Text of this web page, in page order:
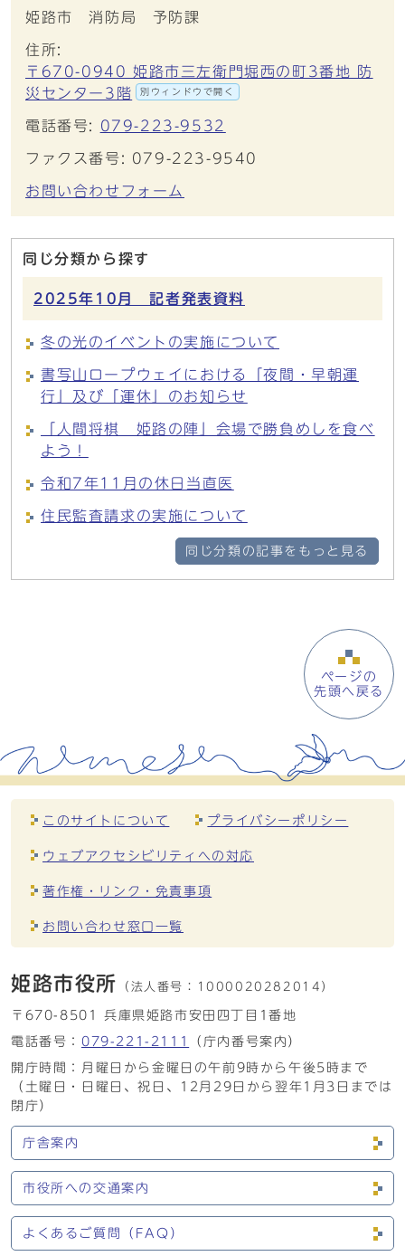
姫路市 消防局 予防課
住所:
〒670-0940 姫路市三左衛門堀西の町3番地 防
災センター3階
別ウィンドウで開く
電話番号: 079-223-9532
ファクス番号: 079-223-9540
お問い合わせフォーム
同じ分類から探す
2025年10月 記者発表資料
冬の光のイベントの実施について
書写山ロープウェイにおける「夜間・早朝運
行」及び「運休」のお知らせ
「人間将棋 姫路の陣」会場で勝負めしを食べ
よう！
令和7年11月の休日当直医
住民監査請求の実施について
同じ分類の記事をもっと見る
ページの
先頭へ戻る
このサイトについて プライバシーポリシー
ウェブアクセシビリティへの対応
著作権・リンク・免責事項
お問い合わせ窓口一覧
姫路市役所 （法人番号： 1000020282014）
〒670-8501 兵庫県姫路市安田四丁目1番地
電話番号： 079-221-2111
（庁内番号案内）
開庁時間：月曜日から金曜日の午前9時から午後5時まで
（土曜日・日曜日、祝日、12月29日から翌年1月3日までは
閉庁）
庁舎案内
市役所への交通案内
よくあるご質問（FAQ）